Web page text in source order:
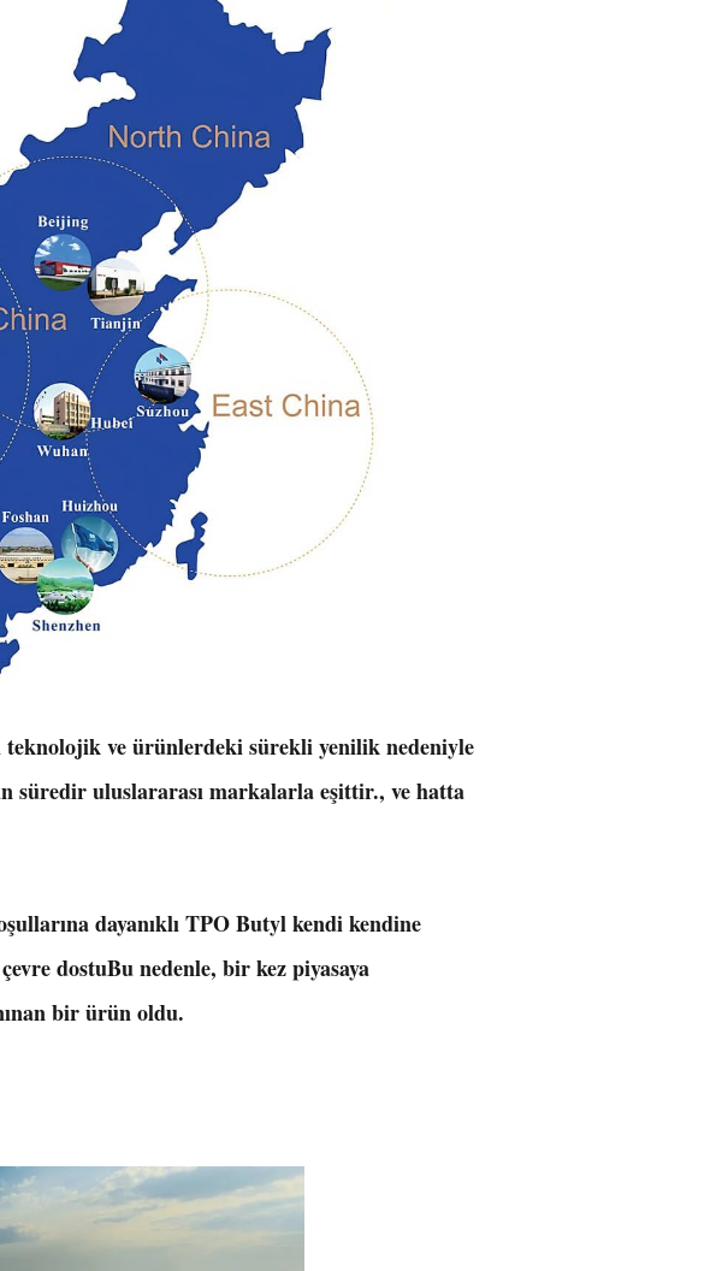
teknolojik ve ürünlerdeki sürekli yenilik nedeniyle
süredir uluslararası markalarla eşittir., ve hatta
dayanıklı TPO Butyl kendi kendine
dostuBu nedenle, bir kez piyasaya
bir ürün oldu.